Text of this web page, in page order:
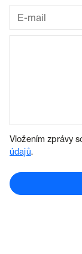
Vložením zprávy
údajů.